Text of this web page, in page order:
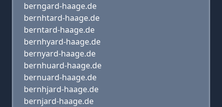
berngard-haage.de
bernhtard-haage.de
berntard-haage.de
bernhyard-haage.de
bernyard-haage.de
bernhuard-haage.de
bernuard-haage.de
bernhjard-haage.de
bernjard-haage.de